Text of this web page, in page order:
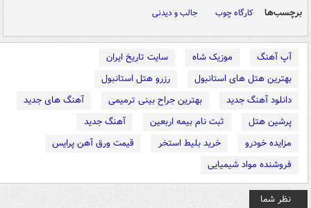
برچسب‌ها کارگاه چوب جالب و دیدنی
آپ آهنگ موزیک شاه
سایت تاریخ ایران
بهترین هتل های استانبول
رزرو هتل استانبول
دانلود آهنگ جدید
بهترین جراح بینی ترمیمی
آهنگ های جدید
پرشین هتل
ثبت نام بیمه اربعین
آهنگ جدید
مزایده خودرو
خرید بلیط استخر
قیمت ورق آهن پرایس
فروشنده مواد شیمیایی
نظر شما